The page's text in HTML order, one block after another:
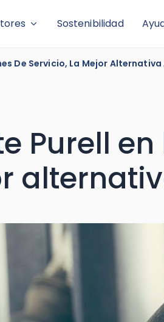
Sostenibilidad
De Servicio, La Mejor Alternativa
Purell